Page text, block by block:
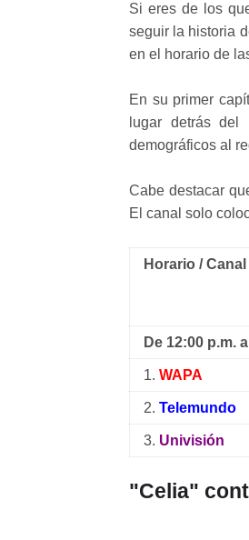
Si eres de los
seguir la historia
en el horario de
En su primer
lugar detrás
demográficos al
Cabe destacar
El canal solo
Horario / Canal
De 12:00 p.m.
1. WAPA
2. Telemundo
3. Univisión
"Celia"